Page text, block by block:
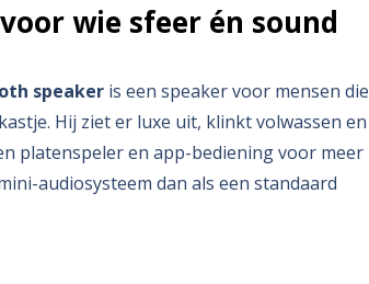
wie sfeer én sound
speaker is een speaker voor mensen die
Hij ziet er luxe uit, klinkt volwassen en
platenspeler en app-bediening voor meer
audiosysteem dan als een standaard